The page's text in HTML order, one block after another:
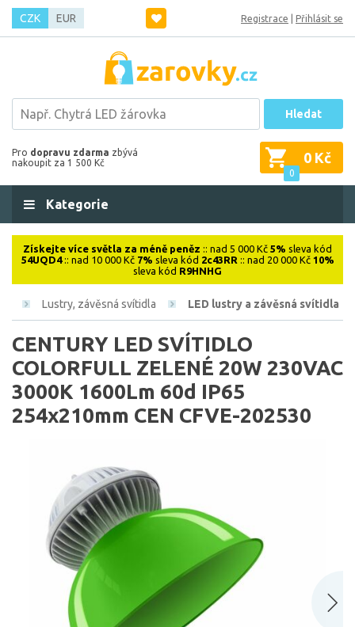
CZK EUR Registrace Přihlásit se
Hledat
Pro dopravu zdarma zbývá
nakoupit za 1 500 Kč
0
0 Kč
Kategorie
Získejte více světla za méně peněz :: nad 5 000 Kč 5% sleva kód
54UQD4:: nad 10 000 Kč 7% sleva kód 2c43RR :: nad 20 000 Kč 10%
sleva kód R9HNHG
Lustry, závěsná svítidla LED lustry a závěsná svítidla
CENTURY LED SVÍTIDLO
COLORFULL ZELENÉ 20W 230VAC
3000K 1600Lm 60d IP65
254x210mm CEN CFVE-202530